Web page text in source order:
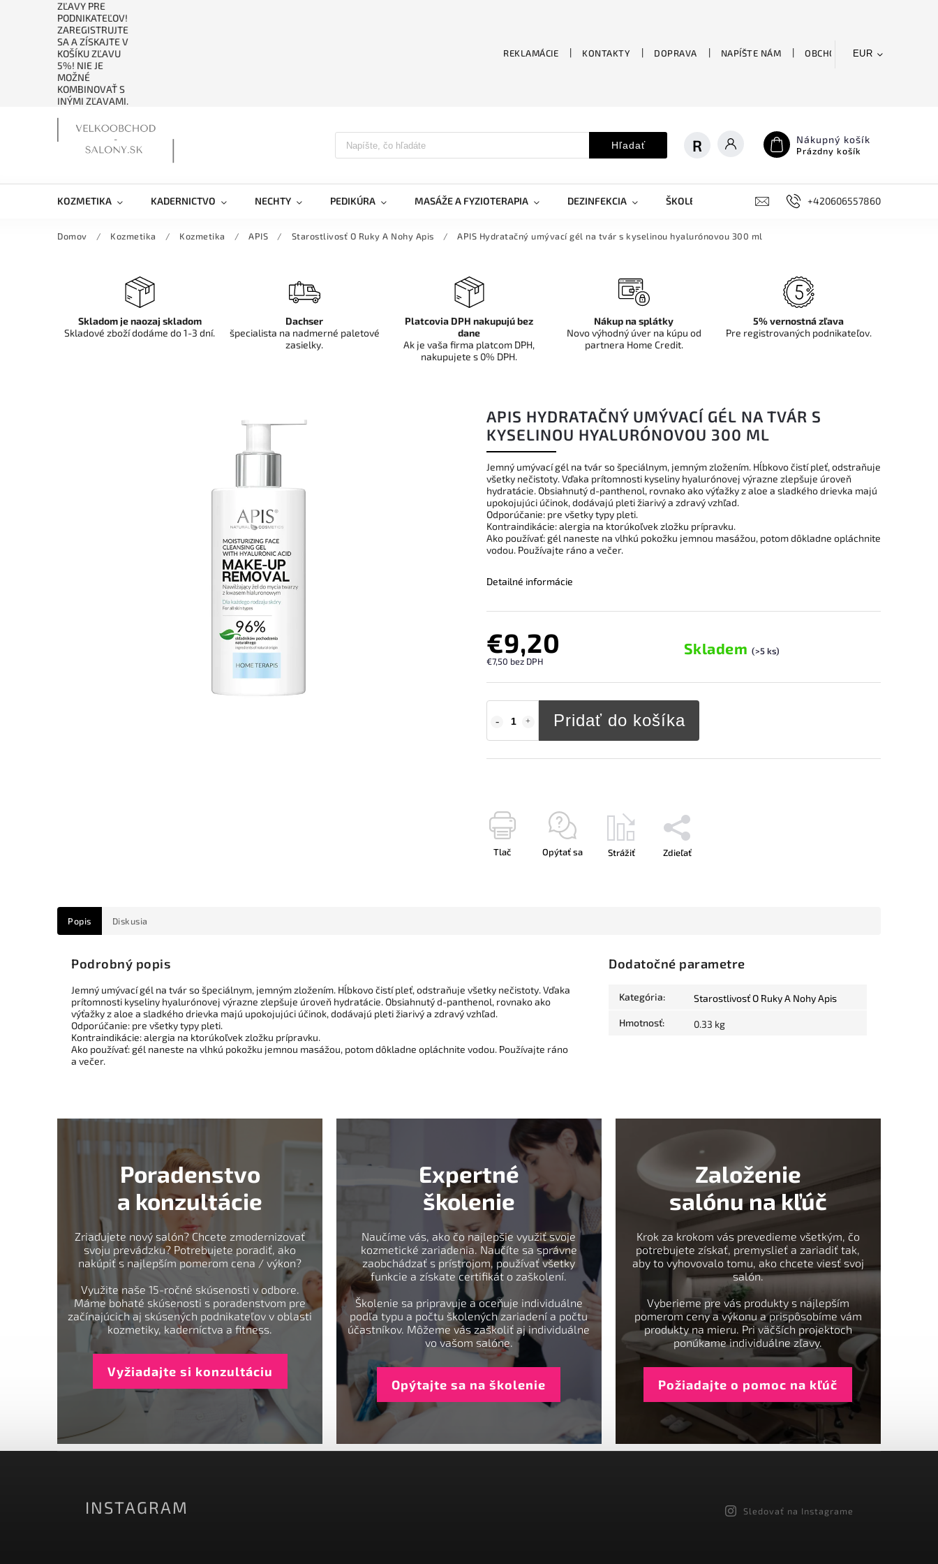
ZĽAVY PRE
PODNIKATEĽOV!
ZAREGISTRUJTE
SA A ZÍSKAJTE V
KOŠÍKU ZĽAVU
5%! NIE JE
MOŽNÉ
KOMBINOVAŤ S
INÝMI ZĽAVAMI.
REKLAMÁCIE KONTAKTY DOPRAVA NAPÍŠTE NÁM OBCHODNÉ PODMIENKY
EUR
Hľadať Nákupný košík
Prázdny košík
KOZMETIKA KADERNICTVO NECHTY PEDIKÚRA MASÁŽE A FYZIOTERAPIA DEZINFEKCIA ŠKOLENIE OUTLET KVETY FITNESS
+420606557860
Domov / Kozmetika / Kozmetika / APIS / Starostlivosť O Ruky A Nohy Apis / APIS Hydratačný umývací gél na tvár s kyselinou hyalurónovou 300 ml
APIS HYDRATAČNÝ UMÝVACÍ GÉL NA TVÁR S
KYSELINOU HYALURÓNOVOU 300 ML
€9,20
€7,50 bez DPH
Skladem (>5 ks)
Pridať do košíka
Jemný umývací gél na tvár so špeciálnym, jemným zložením. Hĺbkovo čistí pleť, odstraňuje
všetky nečistoty. Vďaka prítomnosti kyseliny hyalurónovej výrazne zlepšuje úroveň
hydratácie. Obsiahnutý d-panthenol, rovnako ako výťažky z aloe a sladkého drievka majú
upokojujúci účinok, dodávajú pleti žiarivý a zdravý vzhľad.
Odporúčanie: pre všetky typy pleti.
Kontraindikácie: alergia na ktorúkoľvek zložku prípravku.
Ako používať: gél naneste na vlhkú pokožku jemnou masážou, potom dôkladne opláchnite
vodou. Používajte ráno a večer.
Detailné informácie
Tlač Opýtať sa Strážiť Zdieľať
Skladom je naozaj skladom
Skladové zboží dodáme do 1-3 dní.
Dachser
špecialista na nadmerné paletové
zasielky.
Platcovia DPH nakupujú bez
dane
Ak je vaša firma platcom DPH,
nakupujete s 0% DPH.
Nákup na splátky
Novo výhodný úver na kúpu od
partnera Home Credit.
5% vernostná zľava
Pre registrovaných podnikateľov.
Popis Diskusia
Podrobný popis
Jemný umývací gél na tvár so špeciálnym, jemným zložením. Hĺbkovo čistí pleť, odstraňuje všetky nečistoty. Vďaka
prítomnosti kyseliny hyalurónovej výrazne zlepšuje úroveň hydratácie. Obsiahnutý d-panthenol, rovnako ako
výťažky z aloe a sladkého drievka majú upokojujúci účinok, dodávajú pleti žiarivý a zdravý vzhľad.
Odporúčanie: pre všetky typy pleti.
Kontraindikácie: alergia na ktorúkoľvek zložku prípravku.
Ako používať: gél naneste na vlhkú pokožku jemnou masážou, potom dôkladne opláchnite vodou. Používajte ráno
a večer.
Dodatočné parametre
Kategória: Starostlivosť O Ruky A Nohy Apis
Hmotnosť: 0.33 kg
Poradenstvo
a konzultácie
Zriaďujete nový salón? Chcete zmodernizovať
svoju prevádzku? Potrebujete poradiť, ako
nakúpiť s najlepším pomerom cena / výkon?
Využite naše 15-ročné skúsenosti v odbore.
Máme bohaté skúsenosti s poradenstvom pre
začínajúcich aj skúsených podnikateľov v oblasti
kozmetiky, kaderníctva a fitness.
Vyžiadajte si konzultáciu
Expertné
školenie
Naučíme vás, ako čo najlepšie využiť svoje
kozmetické zariadenia. Naučíte sa správne
zaobchádzať s prístrojom, používať všetky
funkcie a získate certifikát o zaškolení.
Školenie sa pripravuje a oceňuje individuálne
podľa typu a počtu školených zariadení a počtu
účastníkov. Môžeme vás zaškoliť aj individuálne
vo vašom salóne.
Opýtajte sa na školenie
Založenie
salónu na kľúč
Krok za krokom vás prevedieme všetkým, čo
potrebujete získať, premyslieť a zariadiť tak,
aby to vyhovovalo tomu, ako chcete viesť svoj
salón.
Vyberieme pre vás produkty s najlepším
pomerom ceny a výkonu a prispôsobíme vám
produkty na mieru. Pri väčších projektoch
ponúkame individuálne zľavy.
Požiadajte o pomoc na kľúč
INSTAGRAM Sledovať na Instagrame